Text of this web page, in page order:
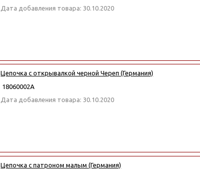
Дата добавления товара: 30.10.2020
Цепочка с открывалкой черной Череп (Германия)
18060002А
Дата добавления товара: 30.10.2020
Цепочка с патроном малым (Германия)